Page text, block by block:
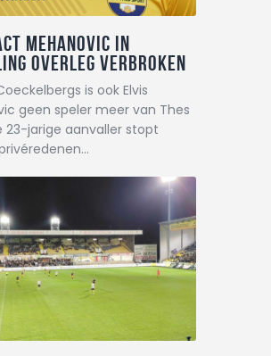
Mehanovic in
overleg verbroken
is ook Elvis
geen speler meer van Thes
23-jarige aanvaller stopt